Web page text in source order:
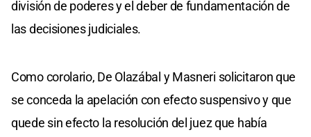
división de poderes y el deber de fundamentación de
las decisiones judiciales.
Como corolario, De Olazábal y Masneri solicitaron que
se conceda la apelación con efecto suspensivo y que
quede sin efecto la resolución del juez que había